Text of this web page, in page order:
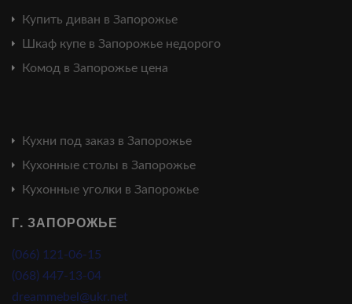
Купить диван в Запорожье
Шкаф купе в Запорожье недорого
Комод в Запорожье цена
Кухни под заказ в Запорожье
Кухонные столы в Запорожье
Кухонные уголки в Запорожье
Г. ЗАПОРОЖЬЕ
(066) 121-06-15
(068) 447-13-04
dreammebel@ukr.net